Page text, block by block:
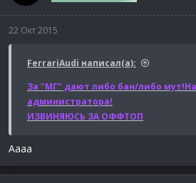
22 Окт 2015
FerrariAudi написал(а):
За "МГ" дают либо бан/либо
администратора!
ИЗВИНЯЮСЬ ЗА ОФФТОП
Аааа